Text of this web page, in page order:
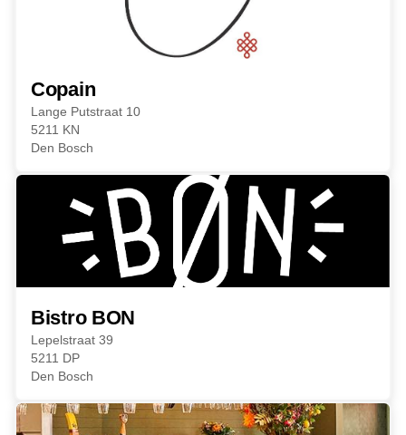
Copain
Lange Putstraat 10
5211 KN
Den Bosch
Bistro BON
Lepelstraat 39
5211 DP
Den Bosch